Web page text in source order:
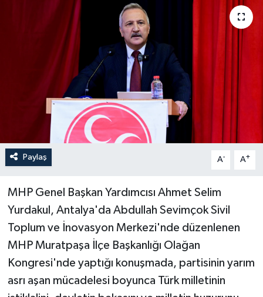
Paylaş A- A+
MHP Genel Başkan Yardımcısı Ahmet Selim
Yurdakul, Antalya'da Abdullah Sevimçok Sivil
Toplum ve İnovasyon Merkezi'nde düzenlenen
MHP Muratpaşa İlçe Başkanlığı Olağan
Kongresi'nde yaptığı konuşmada, partisinin yarım
asrı aşan mücadelesi boyunca Türk milletinin
GÜNCEL
Yerel